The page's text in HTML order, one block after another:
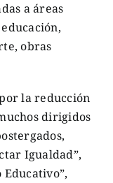
a áreas
obras
la reducción
dirigidos
Igualdad”,